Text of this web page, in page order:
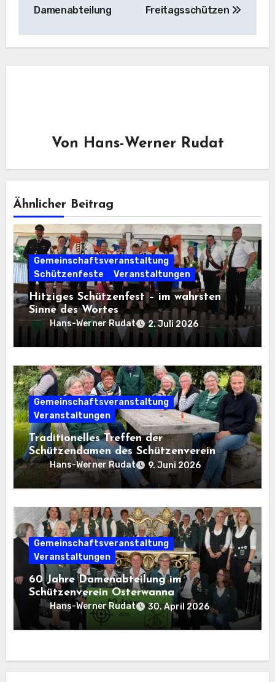
Damenabteilung Freitagsschützen
Von Hans-Werner Rudat
Ähnlicher Beitrag
Gemeinschaftsveranstaltung
Schützenfeste
Veranstaltungen
Hitziges Schützenfest – im wahrsten
Sinne des Wortes
Hans-Werner Rudat 2. Juli 2026
Gemeinschaftsveranstaltung
Veranstaltungen
Traditionelles Treffen der
Schützendamen des Schützenverein
Osterwanna von 1910 e. V.
Hans-Werner Rudat 9. Juni 2026
Gemeinschaftsveranstaltung
Veranstaltungen
60 Jahre Damenabteilung im
Schützenverein Osterwanna
Hans-Werner Rudat 30. April 2026